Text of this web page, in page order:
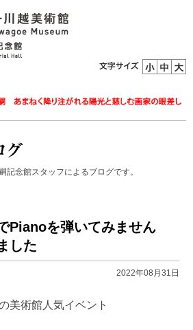
記念館スタッフによるブログです。
Pianoを弾いてみません
した
2022年08月31日
美術館人気イベント